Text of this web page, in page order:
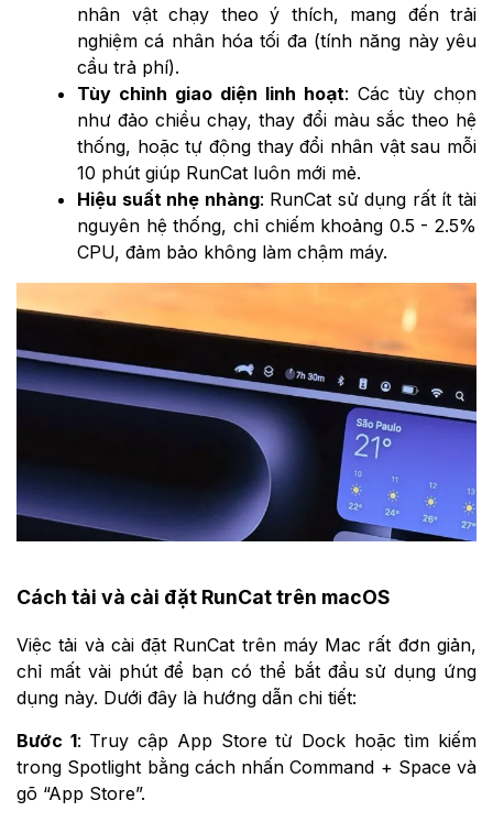
nhân vật chạy theo ý thích, mang đến trải
nghiệm cá nhân hóa tối đa (tính năng này yêu
cầu trả phí).
Tùy chỉnh giao diện linh hoạt: Các tùy chọn
như đảo chiều chạy, thay đổi màu sắc theo hệ
thống, hoặc tự động thay đổi nhân vật sau mỗi
10 phút giúp RunCat luôn mới mẻ.
Hiệu suất nhẹ nhàng: RunCat sử dụng rất ít tài
nguyên hệ thống, chỉ chiếm khoảng 0.5 - 2.5%
CPU, đảm bảo không làm chậm máy.
Cách tải và cài đặt RunCat trên macOS
Việc tải và cài đặt RunCat trên máy Mac rất đơn giản,
chỉ mất vài phút để bạn có thể bắt đầu sử dụng ứng
dụng này. Dưới đây là hướng dẫn chi tiết:
Bước 1: Truy cập App Store từ Dock hoặc tìm kiếm
trong Spotlight bằng cách nhấn Command + Space và
gõ “App Store”.